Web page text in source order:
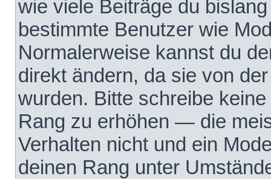
wie viele Beiträge du
bestimmte Benutzer wie
Normalerweise kannst du
direkt ändern, da sie von
wurden. Bitte schreibe
Rang zu erhöhen — die
Verhalten nicht und ein
deinen Rang unter